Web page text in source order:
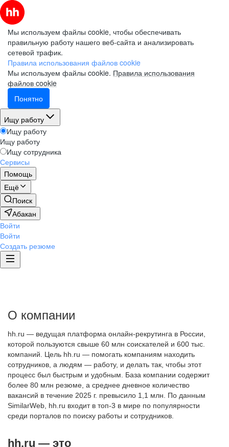
Мы используем файлы cookie, чтобы обеспечивать
правильную работу нашего веб-сайта и анализировать
сетевой трафик.
Правила использования файлов cookie
Мы используем файлы cookie. Правила использования
файлов cookie
Понятно
Ищу работу
Ищу работу
Ищу работу
Ищу сотрудника
Сервисы
Помощь
Ещё
Поиск
Абакан
Войти
Войти
Создать резюме
О компании
hh.ru — ведущая платформа онлайн-рекрутинга в России,
которой пользуются свыше 60 млн соискателей и 600 тыс.
компаний. Цель hh.ru — помогать компаниям находить
сотрудников, а людям — работу, и делать так, чтобы этот
процесс был быстрым и удобным. База компании содержит
более 80 млн резюме, а среднее дневное количество
вакансий в течение 2025 г. превысило 1,1 млн. По данным
SimilarWeb, hh.ru входит в топ-3 в мире по популярности
среди порталов по поиску работы и сотрудников.
hh.ru — это